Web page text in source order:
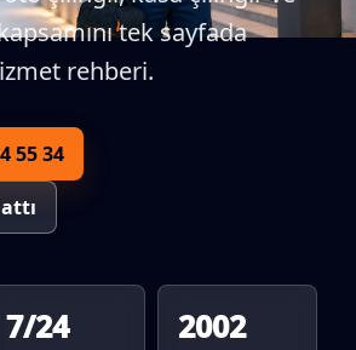
tek sayfada
rehberi.
55 34
7/24 2002